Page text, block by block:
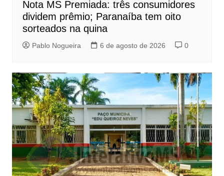
Nota MS Premiada: três consumidores
dividem prêmio; Paranaíba tem oito
sorteados na quina
Pablo Nogueira 6 de agosto de 2026 0